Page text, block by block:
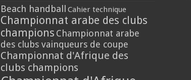
Beach handball Cahier technique
Championnat arabe des clubs
champions Championnat arabe
des clubs vainqueurs de coupe
Championnat d'Afrique des
clubs champions